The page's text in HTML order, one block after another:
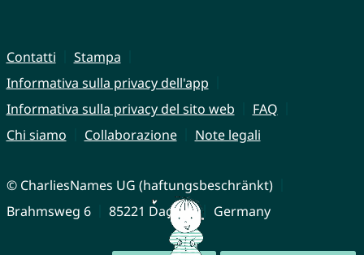
Contatti
Stampa
Informativa sulla privacy dell'app
Informativa sulla privacy del sito web
FAQ
Chi siamo
Collaborazione Note legali
© CharliesNames UG (haftungsbeschränkt)
Brahmsweg 6
85221 Dachau Germany